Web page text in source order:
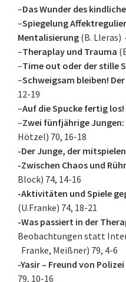
–Das Wunder des
–Spiegelung
Mentalisierung (B. Lleras)
–Theraplay und Trauma
–Time out oder der stille
–Schweigsam bleiben!
12-19
–Auf die Spucke fertig los!
–Zwei fünfjährige Jungen:
Hötzel) 70, 16-18
-Der Junge, der
-Zwischen Chaos und
Block) 74, 14-16
-Aktivitäten und Spiele
(U.Franke) 74, 18-21
-Was passiert in der
Beobachtungen statt
Franke, Meißner) 79, 4-6
-Yasir – Freund von
79, 10-16